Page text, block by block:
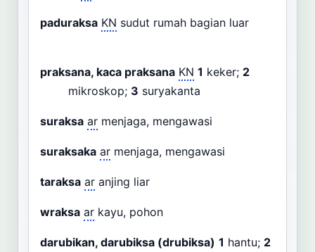
paduraksa KN sudut rumah bagian luar
praksana, kaca praksana KN 1 keker; 2
mikroskop; 3 suryakanta
suraksa ar menjaga, mengawasi
suraksaka ar menjaga, mengawasi
taraksa ar anjing liar
wraksa ar kayu, pohon
darubikan, darubiksa (drubiksa) 1 hantu; 2